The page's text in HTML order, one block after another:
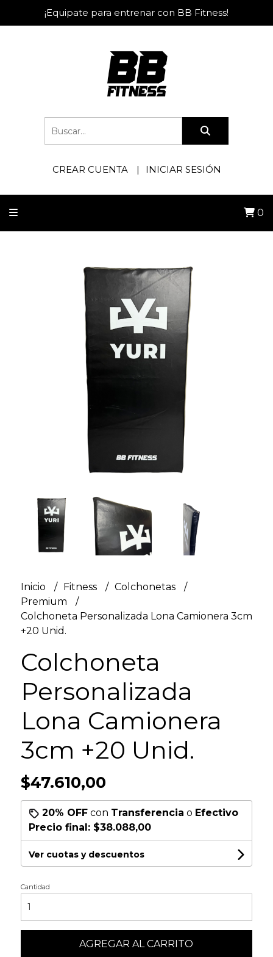
¡Equipate para entrenar con BB Fitness!
CREAR CUENTA INICIAR SESIÓN
0
Inicio Fitness
Colchonetas
Premium
Colchoneta Personalizada Lona Camionera 3cm
+20 Unid.
Colchoneta
Personalizada
Lona Camionera
3cm +20 Unid.
$47.610,00
20% OFFcon Transferencia o Efectivo
Precio final: $38.088,00
Ver cuotas y descuentos
Cantidad
AGREGAR AL CARRITO